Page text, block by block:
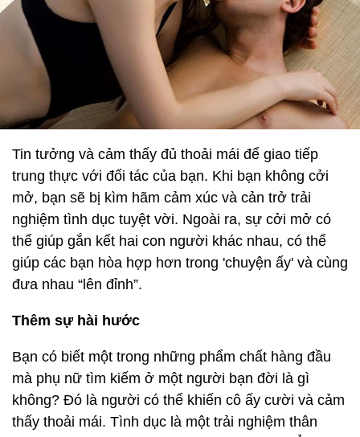
Tin tưởng và cảm thấy đủ thoải mái để giao tiếp
trung thực với đối tác của bạn. Khi bạn không cởi
mở, bạn sẽ bị kìm hãm cảm xúc và cản trở trải
nghiệm tình dục tuyệt vời. Ngoài ra, sự cởi mở có
thể giúp gắn kết hai con người khác nhau, có thể
giúp các bạn hòa hợp hơn trong 'chuyện ấy' và cùng
đưa nhau “lên đỉnh”.
Thêm sự hài hước
Bạn có biết một trong những phẩm chất hàng đầu
mà phụ nữ tìm kiếm ở một người bạn đời là gì
không? Đó là người có thể khiến cô ấy cười và cảm
thấy thoải mái. Tình dục là một trải nghiệm thân